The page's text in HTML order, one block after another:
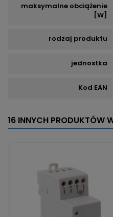
maksymalne obciążenie
[W]
rodzaj produktu
jednostka
Kod EAN
16 INNYCH PRODUKTÓW